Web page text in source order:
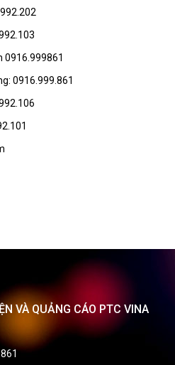
0916.999861
0916.999.861
VÀ QUẢNG CÁO PTC VINA